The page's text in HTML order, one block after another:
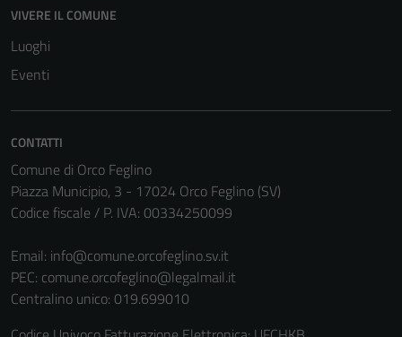
VIVERE IL COMUNE
Luoghi
Eventi
CONTATTI
Comune di Orco Feglino
Piazza Municipio, 3 - 17024 Orco Feglino (SV)
Codice fiscale / P. IVA: 00334250099
Email: info@comune.orcofeglino.sv.it
PEC: comune.orcofeglino@legalmail.it
Centralino unico: 019.699010